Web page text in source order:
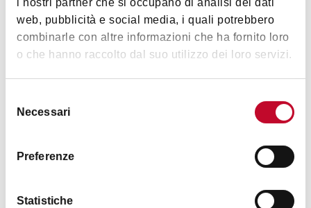
i nostri partner che si occupano di analisi dei dati
web, pubblicità e social media, i quali potrebbero
combinarle con altre informazioni che ha fornito loro
o che hanno raccolto dal suo utilizzo dei loro servizi.
delNecessari
Preferenze
Statistiche